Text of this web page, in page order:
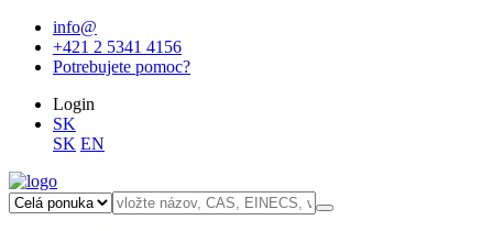
info@
+421 2 5341 4156
Potrebujete pomoc?
Login
SK
SK EN